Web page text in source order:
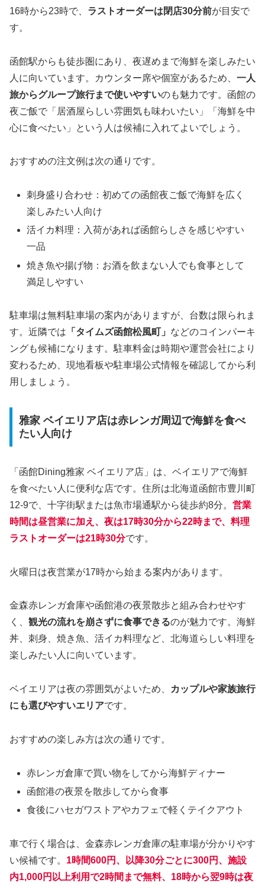
16時から23時で、 ラストオーダーは閉店30分前が目安で
す。
函館駅からも徒歩圏にあり、夜遅めまで海鮮を楽しみたい
人に向いています。カウンター席や個室があるため、 一人
旅からグループ旅行まで使いやすいのも魅力です。函館の
夜ご飯で「居酒屋らしい雰囲気も味わいたい」「海鮮を中
心に食べたい」という人は候補に入れてよいでしょう。
おすすめの注文例は次の通りです。
刺身盛り合わせ：初めての函館夜ご飯で海鮮を広く
楽しみたい人向け
活イカ料理：入荷があれば函館らしさを感じやすい
一品
焼き魚や揚げ物：お酒を飲まない人でも食事として
満足しやすい
駐車場は無料駐車場の案内がありますが、台数は限られま
す。近隣では 「タイムズ函館松風町」 などのコインパーキ
ングも候補になります。駐車料金は時期や運営会社により
変わるため、現地看板や駐車場公式情報を確認してから利
用しましょう。
雅家 ベイエリア店は赤レンガ周辺で海鮮を食べ
たい人向け
「函館Dining雅家 ベイエリア店」は、ベイエリアで海鮮
を食べたい人に便利な店です。住所は北海道函館市豊川町
12-9で、十字街駅または魚市場通駅から徒歩約8分。 営業
時間は昼営業に加え、夜は17時30分から22時まで、料理
ラストオーダーは21時30分です。
火曜日は夜営業が17時から始まる案内があります。
金森赤レンガ倉庫や函館港の夜景散歩と組み合わせやす
く、 観光の流れを崩さずに食事できるのが魅力です。海鮮
丼、刺身、焼き魚、活イカ料理など、北海道らしい料理を
楽しみたい人に向いています。
ベイエリアは夜の雰囲気がよいため、
カップルや家族旅行
にも選びやすいエリアです。
おすすめの楽しみ方は次の通りです。
赤レンガ倉庫で買い物をしてから海鮮ディナー
函館港の夜景を散歩してから食事
食後にハセガワストアやカフェで軽くテイクアウト
車で行く場合は、金森赤レンガ倉庫の駐車場が分かりやす
い候補です。 1時間600円、以降30分ごとに300円、施設
内1,000円以上利用で2時間まで無料、18時から翌9時は夜